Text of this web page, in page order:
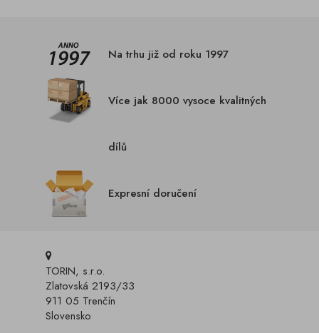
Na trhu již od roku 1997
Více jak 8000 vysoce kvalitných
dílů
Expresní doručení
TORIN, s.r.o.
Zlatovská 2193/33
911 05 Trenčín
Slovensko